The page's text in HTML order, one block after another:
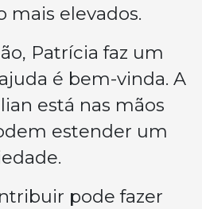
mais elevados.
Patrícia faz um
é bem-vinda. A
está nas mãos
estender um
pode fazer